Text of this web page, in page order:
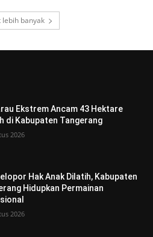
lebih banyak
Ekstrem Ancam 43 Hektare
di Kabupaten Tangerang
2026
Hak Anak Dilatih, Kabupaten
Hidupkan Permainan
2026